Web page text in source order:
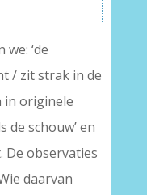
‘de
/ zit strak in de
in originele
schouw’ en
De observaties
daarvan